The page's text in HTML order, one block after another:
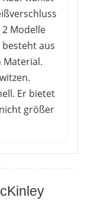
Modelle
aus
Material.
Er bietet
größer
sind sie
der
nicht enger